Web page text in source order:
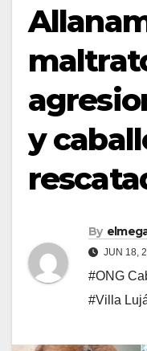
y
By
JUN 18,
#ONG
#Villa